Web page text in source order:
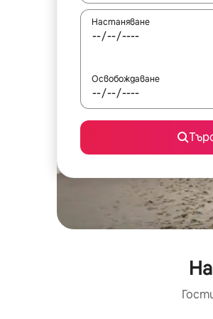
Настаняване
Освобождаване